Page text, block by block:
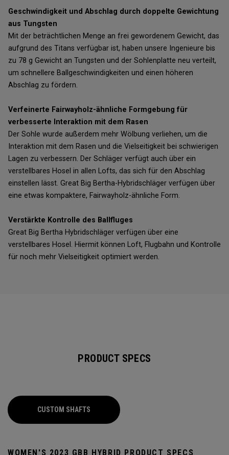
Geschwindigkeit und Abschlag durch doppelte Gewichtung
aus Tungsten
Mit der beträchtlichen Menge an frei gewordenem Gewicht, das
aufgrund des Titans verfügbar ist, haben unsere Ingenieure bis
zu 78 g Gewicht an Tungsten und der Sohlenplatte neu verteilt,
um schnellere Ballgeschwindigkeiten und einen höheren
Abschlag zu fördern.
Verfeinerte Fairwayholz-ähnliche Formgebung für
verbesserte Interaktion mit dem Rasen
Der Sohle wurde außerdem mehr Wölbung verliehen, um die
Interaktion mit dem Rasen und die Vielseitigkeit bei schwierigen
Lagen zu verbessern. Der Schläger verfügt auch über ein
verstellbares Hosel in allen Lofts, das sich für den Abschlag
einstellen lässt. Great Big Bertha-Hybridschläger verfügen über
eine etwas kompaktere, Fairwayholz-ähnliche Form.
Verstärkte Kontrolle des Ballfluges
Great Big Bertha Hybridschläger verfügen über eine
verstellbares Hosel. Hiermit können Loft, Flugbahn und Kontrolle
für noch mehr Vielseitigkeit optimiert werden.
PRODUCT SPECS
CUSTOM SHAFTS
WOMEN'S 2023 GBB HYBRID PRODUCT SPECS